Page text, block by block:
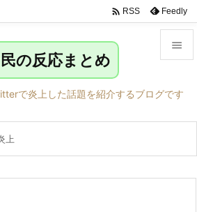

メニュ
サイド

 RSS Feedly
の反応まとめ
で炎上した話題を紹介するブログです
上